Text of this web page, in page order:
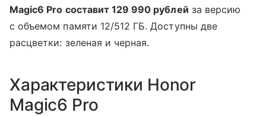
Magic6 Pro составит 129 990 рублей за версию
с объемом памяти 12/512 ГБ. Доступны две
расцветки: зеленая и черная.
Характеристики Honor
Magic6 Pro